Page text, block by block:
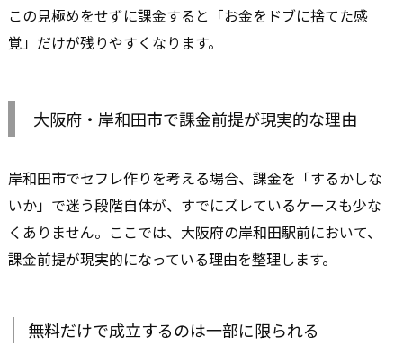
この見極めをせずに課金すると「お金をドブに捨てた感
覚」だけが残りやすくなります。
大阪府・岸和田市で課金前提が現実的な理由
岸和田市でセフレ作りを考える場合、課金を「するかしな
いか」で迷う段階自体が、すでにズレているケースも少な
くありません。ここでは、大阪府の岸和田駅前において、
課金前提が現実的になっている理由を整理します。
無料だけで成立するのは一部に限られる